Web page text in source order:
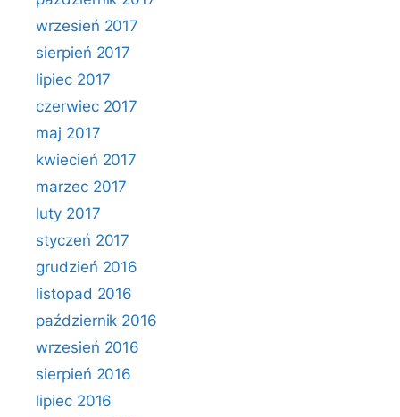
wrzesień 2017
sierpień 2017
lipiec 2017
czerwiec 2017
maj 2017
kwiecień 2017
marzec 2017
luty 2017
styczeń 2017
grudzień 2016
listopad 2016
październik 2016
wrzesień 2016
sierpień 2016
lipiec 2016